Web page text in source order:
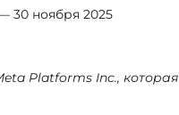
30 ноября 2025
Platforms Inc.,